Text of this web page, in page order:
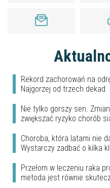
Rekord zachorowań na
Najgorzej od trzech dekad
Nie tylko gorszy sen.
zwiększać ryzyko chorób
Choroba, która latami nie
Wystarczy zadbać o kilka
Przełom w leczeniu raka
metoda jest równie